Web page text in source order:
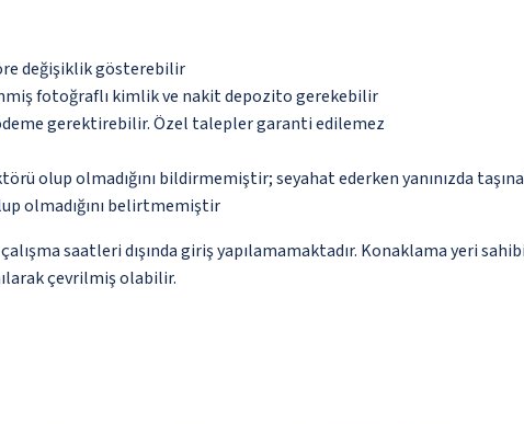
değişiklik gösterebilir
fotoğraflı kimlik ve nakit depozito gerekebilir
gerektirebilir. Özel talepler garanti edilemez
olup olmadığını bildirmemiştir; seyahat ederken yanınızda
olmadığını belirtmemiştir
saatleri dışında giriş yapılamamaktadır. Konaklama yeri
çevrilmiş olabilir.